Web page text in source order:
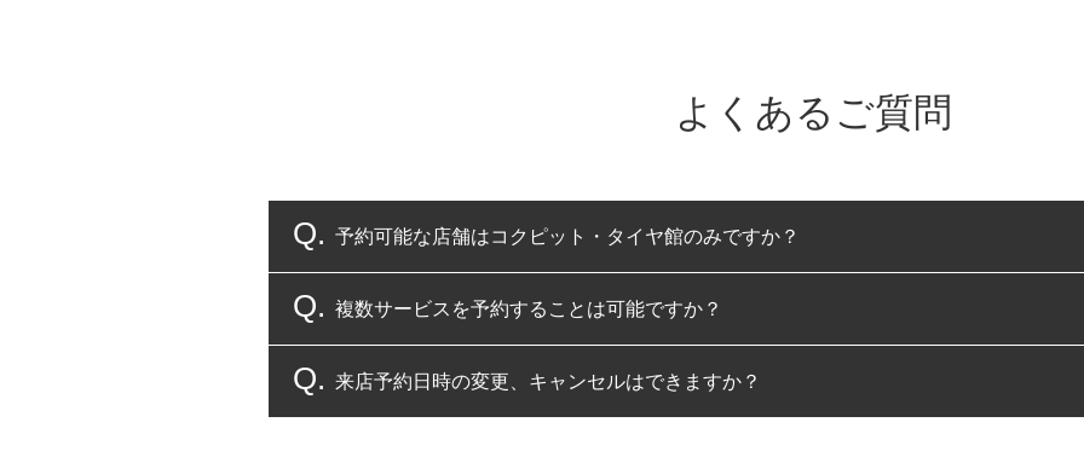
よくあるご質問
予約可能な店舗はコクピット・タイヤ館のみですか？
コクピット・タイヤ館のみとなります。
複数サービスを予約することは可能ですか？
複数サービスのご予約は可能です。
来店予約日時の変更、キャンセルはできますか？